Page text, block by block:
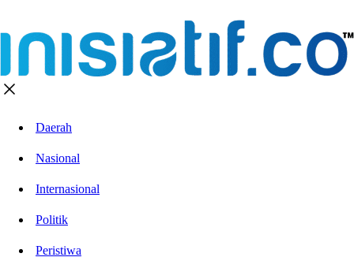
Daerah
Nasional
Internasional
Politik
Peristiwa